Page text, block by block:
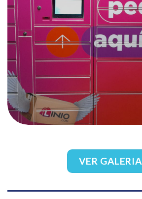
VER GALERIA